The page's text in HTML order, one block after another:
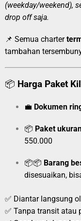
(weekday/weekend),
drop off saja.
📌 Semua charter
tambahan
📦 Harga Paket
💼 Dokumen
📦 Paket
550.000
📦📦 Barang
disesuaikan,
✅ Diantar langsung
✅ Tanpa transit atau